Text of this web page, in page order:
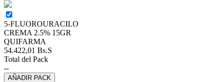
5-FLUOROURACILO
CREMA 2.5% 15GR
QUIFARMA
54.422,01 Bs.S
Total del Pack
--
AÑADIR PACK